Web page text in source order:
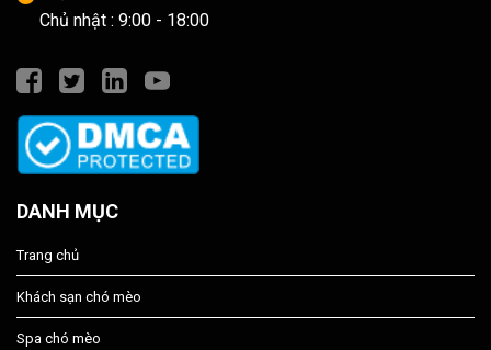
Chủ nhật : 9:00 - 18:00
DANH MỤC
Trang chủ
Khách sạn chó mèo
Spa chó mèo